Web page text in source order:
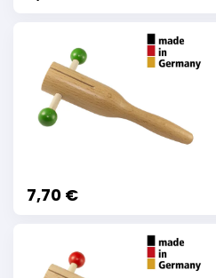
7,70 €